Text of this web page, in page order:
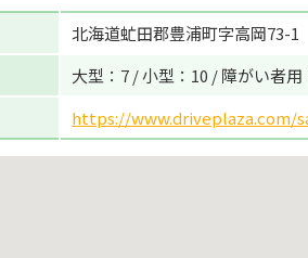
北海道虻田郡豊浦町字高岡73-1
大型：7 / 小型：10 / 障がい者用
https://www.driveplaza.com/